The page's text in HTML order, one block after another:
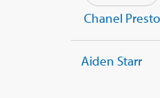
Chanel
Aiden Starr